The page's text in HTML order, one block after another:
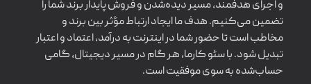
و اجرای هدفمند، مسیر دیده‌شدن و فروش پایدار برند شما را
تضمین می‌کنیم. هدف ما ایجاد ارتباط مؤثر بین برند و
مخاطب است تا حضور شما در اینترنت به درآمد، اعتماد و اعتبار
تبدیل شود. با سئو کارما، هر گام در مسیر دیجیتال، گامی
حساب‌شده به سوی موفقیت است.